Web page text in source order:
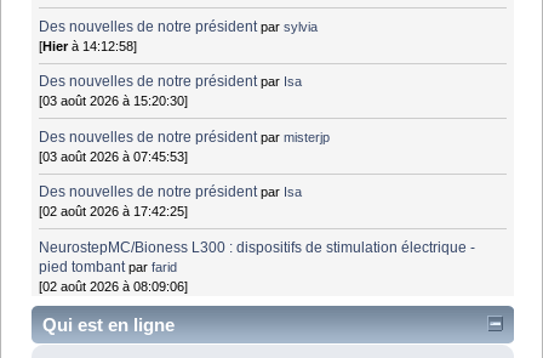
Des nouvelles de notre président parsylvia
[Hierà 14:12:58]
Des nouvelles de notre président par Isa
[03 août 2026 à 15:20:30]
Des nouvelles de notre président parmisterjp
[03 août 2026 à 07:45:53]
Des nouvelles de notre président par Isa
[02 août 2026 à 17:42:25]
NeurostepMC/Bioness L300 : dispositifs de stimulation électrique -
pied tombant parfarid
[02 août 2026 à 08:09:06]
Qui est en ligne